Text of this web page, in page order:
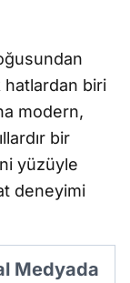
hatlardan biri
modern,
bir
yüzüyle
deneyimi
Medyada